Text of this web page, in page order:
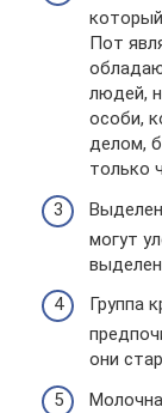
Пот
людей,
особи,
делом,
только
могут
Группа
они